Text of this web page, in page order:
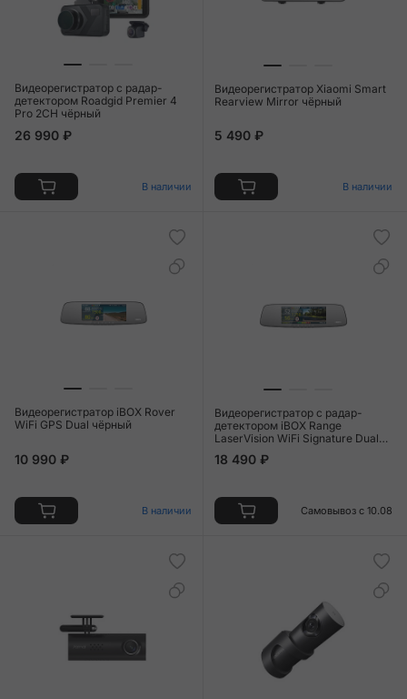
Видеорегистратор c радар-
детектором Roadgid Premier 4
Pro 2CH чёрный
26 990 ₽
В наличии
Видеорегистратор Xiaomi Smart
Rearview Mirror чёрный
5 490 ₽
В наличии
Видеорегистратор iBOX Rover
WiFi GPS Dual чёрный
10 990 ₽
В наличии
Видеорегистратор c радар-
детектором iBOX Range
LaserVision WiFi Signature Dual
18 490 ₽
Самовывоз с 10.08